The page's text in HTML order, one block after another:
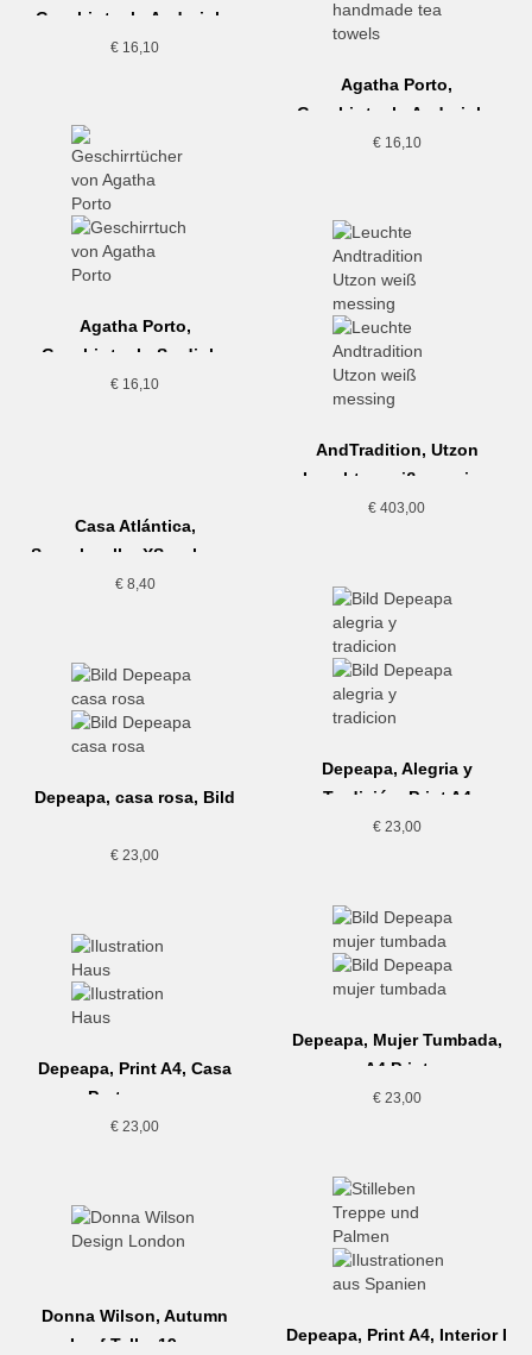
Geschirrtuch, Andorinha
€ 16,10
Agatha Porto,
Geschirrtuch, Andorinha
Grande
€16,10
Agatha Porto,
Geschirrtuch, Sardinha
€ 16,10
AndTradition, Utzon
Leuchte, weiß messing
€ 403,00
Casa Atlántica,
Seeschwalbe XS, schwarz
€8,40
Depeapa, Alegria y
Tradición, Print A4
€23,00
Depeapa, casa rosa, Bild
€ 23,00
Depeapa, Mujer Tumbada,
A4 Print
€23,00
Depeapa, Print A4, Casa
Portuguesa
€ 23,00
Depeapa, Print A4, Interior I
Donna Wilson, Autumn
Leaf Teller,19cm